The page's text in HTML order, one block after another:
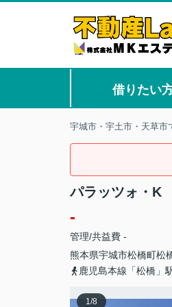
借りたい
宇城市・宇土市・天草市
パラッツォ・K
-
管理/共益費 -
熊本県宇城市松橋町松
鹿児島本線「松橋」
1/8